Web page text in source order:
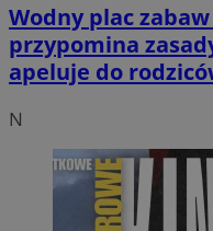
Wodny plac
przypomina
apeluje do
N